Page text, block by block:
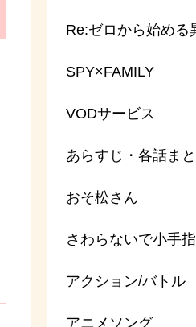
Re:ゼロから始める
SPY×FAMILY
VODサービス
あらすじ・各話ま
おそ松さん
さわらないで小手
アクション/バトル
アニメソング